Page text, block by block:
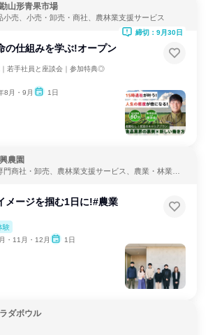
山形青果市場
小売、小売・卸売・商社、農林業支援サービス
の仕組みを学ぶ!オープン
若手社員と座談会｜参加特典◎
8月・9月 1日
締切：9月30日
農園
門商社・卸売、農林業支援サービス、農業・林業・
メージを掴む1日に!#農業
験
・11月・12月 1日
ダボウル